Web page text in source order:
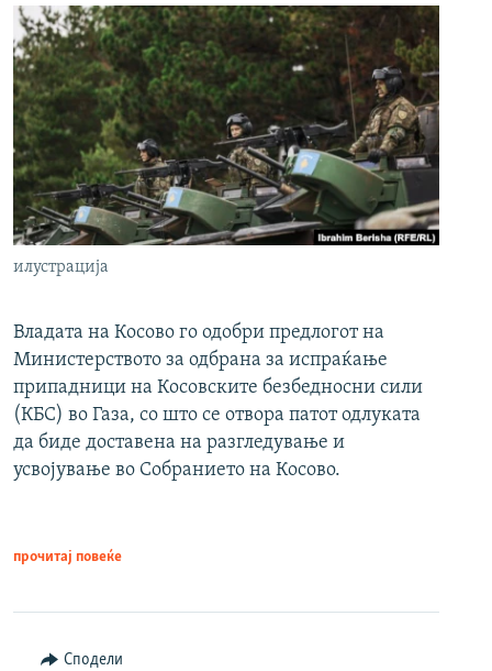
илустрација
Владата на Косово го одобри предлогот на
Министерството за одбрана за испраќање
припадници на Косовските безбедносни сили
(КБС) во Газа, со што се отвора патот одлуката
да биде доставена на разгледување и
усвојување во Собранието на Косово.
прочитај повеќе
Сподели